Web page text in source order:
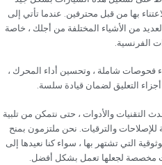
بها من قبل محترفين. عندما تأتي إلى‏
من الأشياء المختلفة من أجلك ، خاصة
الفرنسية.‏
فحوصات شاملة ، وتحسين أداء المحرك ،
التعليق لضمان قيادة سلسة.‏
التقنيات والأدوات ، حتى نتمكن من تلبية
للإصلاحات والترقيات. نحن ملتزمون بمنح
التي تشتهر بها ، سواء كنا نعيدها إلى
مخصصة لجعلها تعمل بشكل أفضل.‏